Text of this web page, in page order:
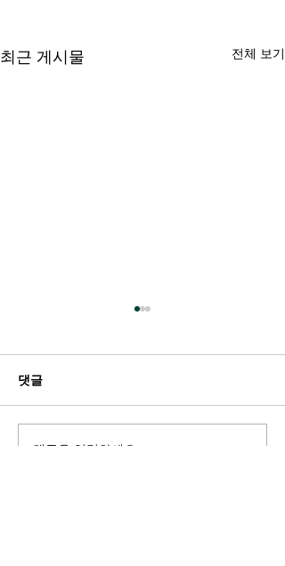
최근 게시물 전체 보기
댓글
댓글을 입력하세요.